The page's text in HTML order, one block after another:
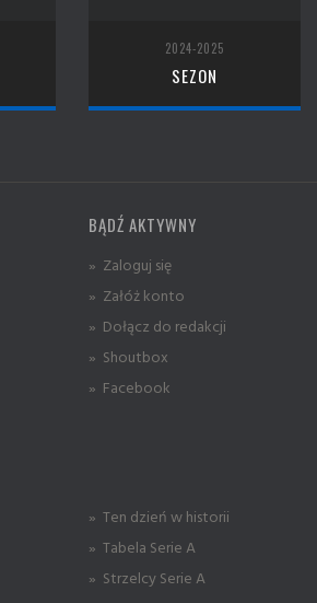
2024-2025
SEZON
BĄDŹ AKTYWNY
» Zaloguj się
» Załóż konto
» Dołącz do redakcji
» Shoutbox
» Facebook
» Ten dzień w historii
» Tabela Serie A
» Strzelcy Serie A